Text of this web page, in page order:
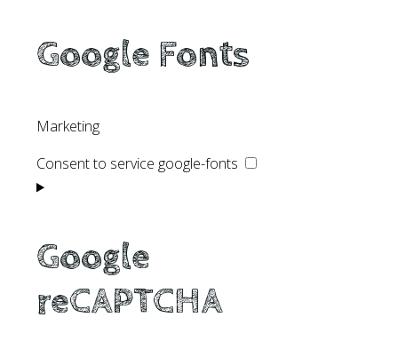
Google Fonts
Marketing
Consent to service google-fonts
Google
reCAPTCHA